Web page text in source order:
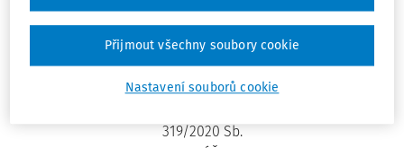
Platný od:01.09.2020
319/2020 Sb.
Nastavení souborů cookie
Přijmout všechny soubory cookie